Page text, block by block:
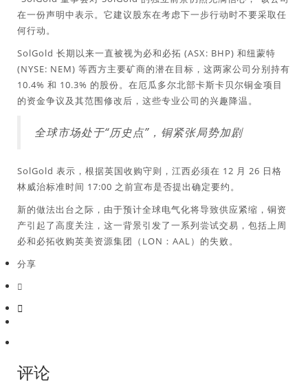
在一份声明中表示。它建议股东在考虑下一步行动时不要采取任
何行动。
SolGold 长期以来一直被视为必和必拓 (ASX: BHP) 和纽蒙特
(NYSE: NEM) 等西方主要矿商的潜在目标，这两家公司分别持有
10.4% 和 10.3% 的股份。在厄瓜多尔北部卡斯卡贝尔铜金项目
的资金争议及其范围修改后，这些专业公司的兴趣降温。
全球市场处于“历史点”，铜紧张局势加剧
SolGold 表示，根据英国收购守则，江西必须在 12 月 26 日格
林威治标准时间 17:00 之前宣布是否提出确定要约。
新的做法出台之际，由于预计全球电气化将导致供应紧缩，铜资
产引起了高度关注，这一背景引发了一系列尝试交易，包括上周
必和必拓收购英美资源集团（LON：AAL）的失败。
分享
评论